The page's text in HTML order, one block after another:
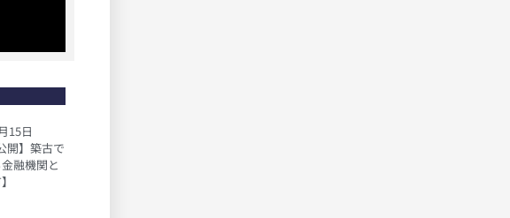
15日
開】築古で
融機関と